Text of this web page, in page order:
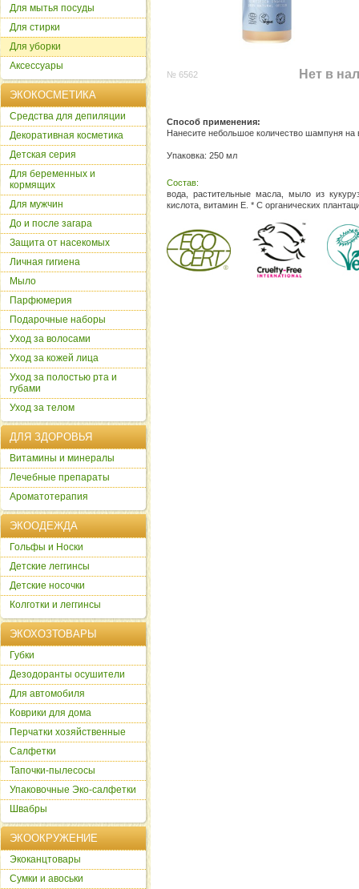
№ 6562 Нет в
Способ применения:
Нанесите небольшое количество шампуня
Упаковка: 250 мл
Состав:
вода, растительные масла, мыло из
кислота, витамин Е. * С органических
Для мытья посуды
Для стирки
Для уборки
Аксессуары
ЭКОКОСМЕТИКА
Cредства для депиляции
Декоративная косметика
Детская серия
Для беременных и
кормящих
Для мужчин
До и после загара
Защита от насекомых
Личная гигиена
Мыло
Парфюмерия
Подарочные наборы
Уход за волосами
Уход за кожей лица
Уход за полостью рта и
губами
Уход за телом
ДЛЯ ЗДОРОВЬЯ
Витамины и минералы
Лечебные препараты
Ароматотерапия
ЭКООДЕЖДА
Гольфы и Носки
Детские леггинсы
Детские носочки
Колготки и леггинсы
ЭКОХОЗТОВАРЫ
Губки
Дезодоранты осушители
Для автомобиля
Коврики для дома
Перчатки хозяйственные
Салфетки
Тапочки-пылесосы
Упаковочные Эко-салфетки
Швабры
ЭКООКРУЖЕНИЕ
Экоканцтовары
Сумки и авоськи